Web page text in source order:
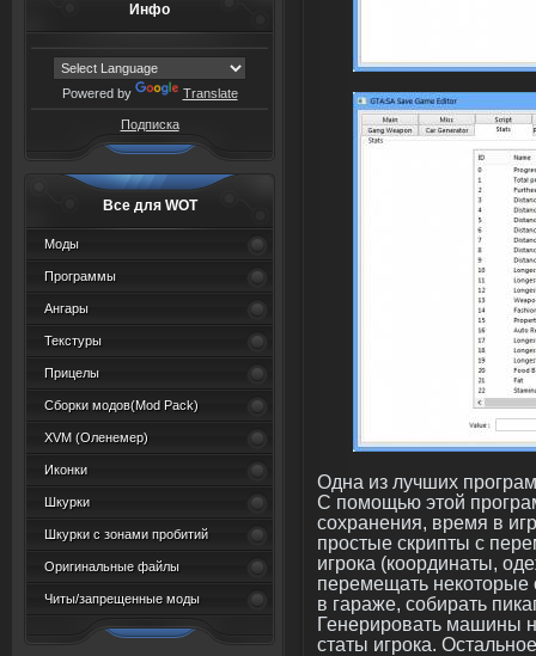
Инфо
Powered by Translate
Подписка
Все для WOT
Моды
Программы
Ангары
Текстуры
Прицелы
Сборки модов(Mod Pack)
XVM (Oленемер)
Иконки
Шкурки
Шкурки с зонами пробитий
Оригинальные файлы
Читы/запрещенные моды
Одна из лучших
С помощью этой
сохранения, время в
простые скрипты с
игрока (координаты,
перемещать некоторые
в гараже, собирать
Генерировать машины
статы игрока.